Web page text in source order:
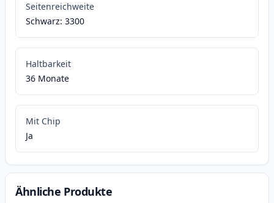
Seitenreichweite
Schwarz: 3300
Haltbarkeit
36 Monate
Mit Chip
Ja
Ähnliche Produkte